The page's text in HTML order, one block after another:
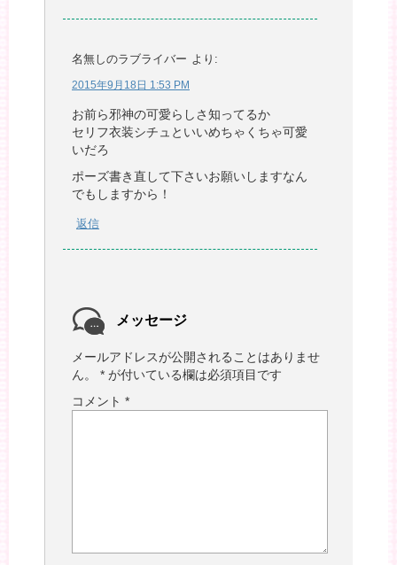
名無しのラブライバー より:
2015年9月18日 1:53 PM
お前ら邪神の可愛らしさ知ってるか
セリフ衣装シチュといいめちゃくちゃ可愛
いだろ
ポーズ書き直して下さいお願いしますなん
でもしますから！
返信
メッセージ
メールアドレスが公開されることはありませ
ん。
* が付いている欄は必須項目です
コメント *